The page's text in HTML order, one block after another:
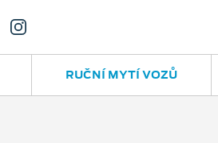
RUČNÍ MYTÍ VOZŮ